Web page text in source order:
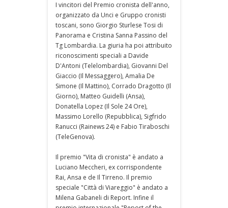
I vincitori del Premio cronista dell'anno,
organizzato da Unci e Gruppo cronisti
toscani, sono Giorgio Sturlese Tosi di
Panorama e Cristina Sanna Passino del
Tg Lombardia. La giuria ha poi attribuito
riconoscimenti speciali a Davide
D'Antoni (Telelombardia), Giovanni Del
Giaccio (Il Messaggero), Amalia De
Simone (Il Mattino), Corrado Dragotto (Il
Giorno), Matteo Guidelli (Ansa),
Donatella Lopez (Il Sole 24 Ore),
Massimo Lorello (Repubblica), Sigfrido
Ranucci (Rainews 24) e Fabio Tiraboschi
(TeleGenova).
Il premio "Vita di cronista" è andato a
Luciano Meccheri, ex corrispondente
Rai, Ansa e de Il Tirreno. Il premio
speciale "Città di Viareggio" è andato a
Milena Gabaneli di Report. Infine il